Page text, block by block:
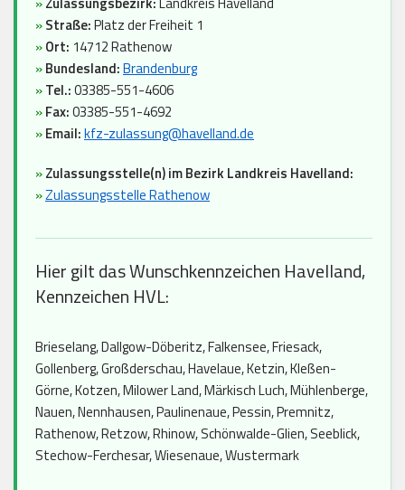
»Straße:Platz der Freiheit 1
»Ort: 14712 Rathenow
»Bundesland:Brandenburg
»Tel.:03385-551-4606
»Fax:03385-551-4692
»Email:kfz-zulassung@havelland.de
»Zulassungsstelle(n) im Bezirk Landkreis Havelland:
»Zulassungsstelle Rathenow
Hier gilt das Wunschkennzeichen Havelland,
Kennzeichen HVL:
Brieselang, Dallgow-Döberitz, Falkensee, Friesack,
Gollenberg, Großderschau, Havelaue, Ketzin, Kleßen-
Görne, Kotzen, Milower Land, Märkisch Luch, Mühlenberge,
Nauen, Nennhausen, Paulinenaue, Pessin, Premnitz,
Rathenow, Retzow, Rhinow, Schönwalde-Glien, Seeblick,
Stechow-Ferchesar, Wiesenaue, Wustermark